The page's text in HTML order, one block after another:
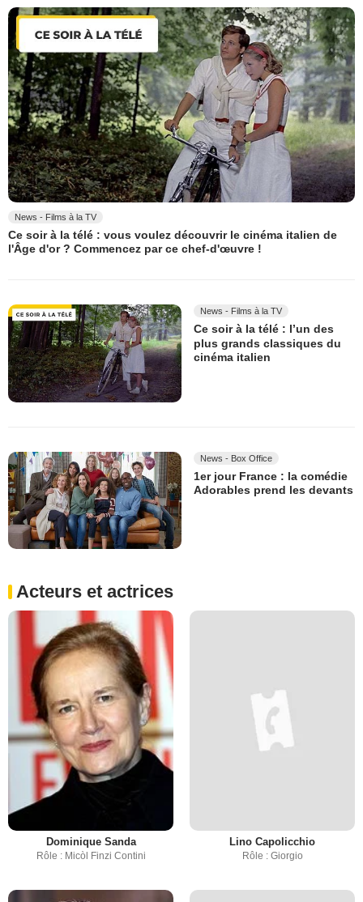
News - Films à la TV
Ce soir à la télé : vous voulez découvrir le cinéma italien de
l'Âge d'or ? Commencez par ce chef-d'œuvre !
News - Films à la TV
Ce soir à la télé : l’un des
plus grands classiques du
cinéma italien
News - Box Office
1er jour France : la comédie
Adorables prend les devants
Acteurs et actrices
Dominique Sanda
Rôle : Micòl Finzi Contini
Lino Capolicchio
Rôle : Giorgio